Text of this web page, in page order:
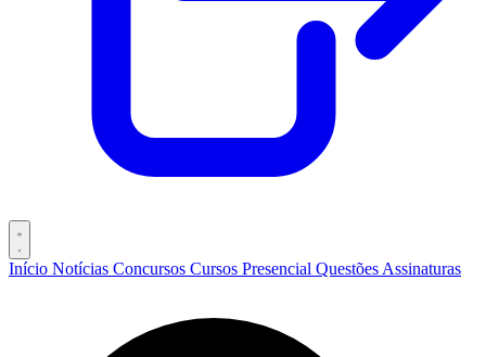
Início Notícias Concursos Cursos Presencial Questões Assinaturas